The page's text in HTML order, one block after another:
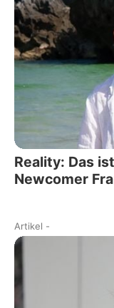
Reality: Das
Newcomer
Artikel -